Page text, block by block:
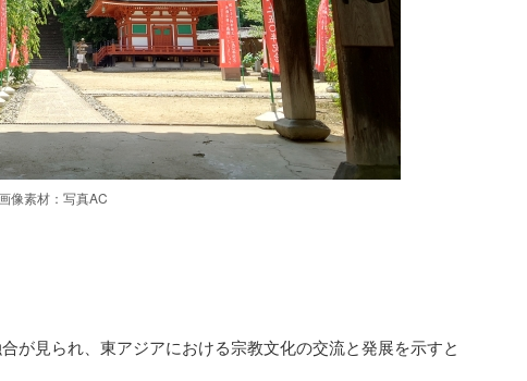
像素材：写真AC
が見られ、東アジアにおける宗教文化の交流と発展を示すと